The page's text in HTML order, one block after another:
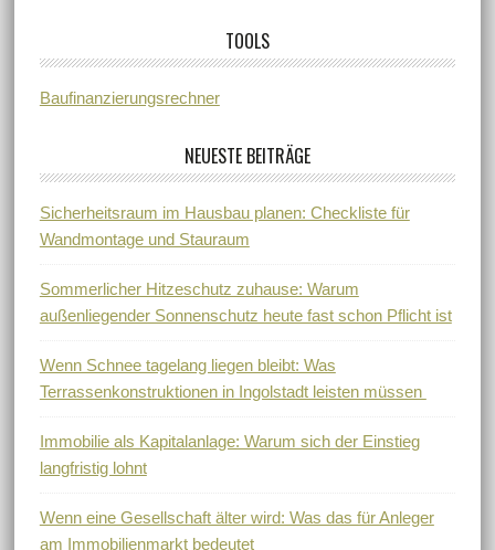
TOOLS
Baufinanzierungsrechner
NEUESTE BEITRÄGE
Sicherheitsraum im Hausbau planen: Checkliste für
Wandmontage und Stauraum
Sommerlicher Hitzeschutz zuhause: Warum
außenliegender Sonnenschutz heute fast schon Pflicht ist
Wenn Schnee tagelang liegen bleibt: Was
Terrassenkonstruktionen in Ingolstadt leisten müssen
Immobilie als Kapitalanlage: Warum sich der Einstieg
langfristig lohnt
Wenn eine Gesellschaft älter wird: Was das für Anleger
am Immobilienmarkt bedeutet